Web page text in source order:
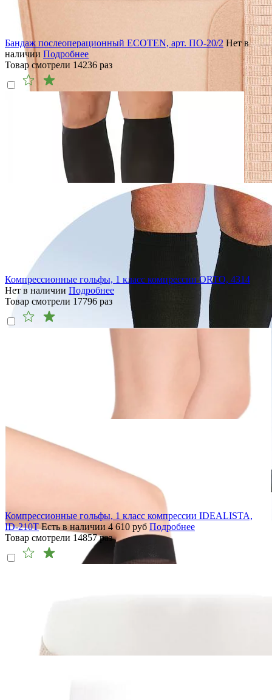
Бандаж послеоперационный ECOTEN, арт. ПО-20/2 Нет в
наличии Подробнее
Товар смотрели 14236 раз
Компрессионные гольфы, 1 класс компрессии ORTO, 4314
Нет в наличии Подробнее
Товар смотрели 17796 раз
Компрессионные гольфы, 1 класс компрессии IDEALISTA,
ID-210T Есть в наличии 4 610 руб Подробнее
Товар смотрели 14857раз